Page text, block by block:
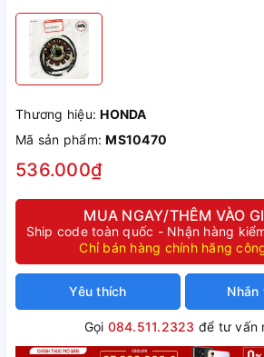
Thương hiệu:HONDA
Mã sản phẩm:MS10470
536.000₫
MUA NGAY/THÊM VÀO
Ship code toàn quốc - Nhận hàng
Chỉ bán hàng chính hãng
Yêu thích Nhắn
Gọi 084.511.2323 để tư vấn